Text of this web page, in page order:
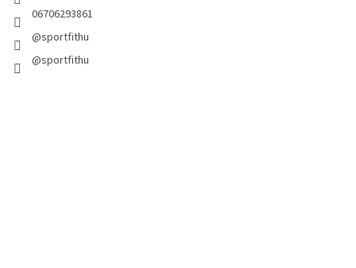
06706293861
@sportfithu
@sportfithu